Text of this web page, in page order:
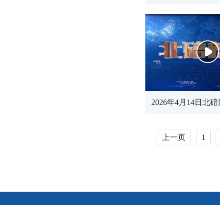
2026年4月14日北
上一页 1